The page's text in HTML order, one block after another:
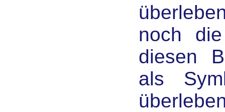
noch
diesen
als